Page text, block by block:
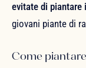
evitate di piantare
giovani piante di
Come